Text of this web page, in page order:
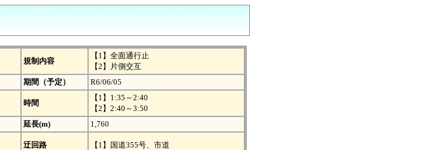
規制内容
【1】全面通行止
【2】片側交互
期間（予定） R6/06/05
時間
【1】1:35～2:40
【2】2:40～3:50
延長(m) 1,760
迂回路 【1】国道355号、市道